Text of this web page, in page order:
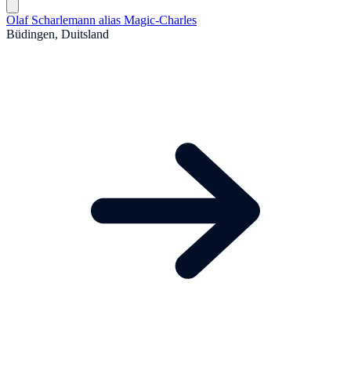
Olaf Scharlemann alias Magic-Charles
Büdingen, Duitsland